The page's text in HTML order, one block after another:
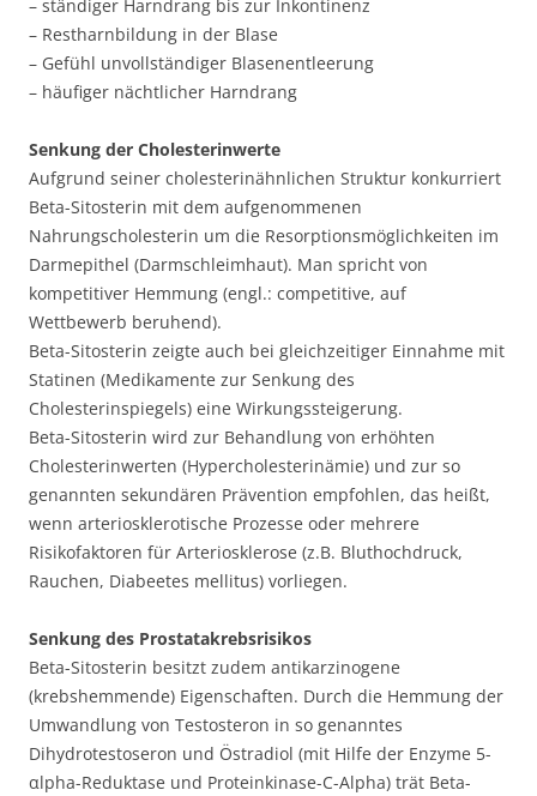
– ständiger Harndrang bis zur Inkontinenz
– Restharnbildung in der Blase
– Gefühl unvollständiger Blasenentleerung
– häufiger nächtlicher Harndrang
Senkung der Cholesterinwerte
Aufgrund seiner cholesterinähnlichen Struktur konkurriert
Beta-Sitosterin mit dem aufgenommenen
Nahrungscholesterin um die Resorptionsmöglichkeiten im
Darmepithel (Darmschleimhaut). Man spricht von
kompetitiver Hemmung (engl.: competitive, auf
Wettbewerb beruhend).
Beta-Sitosterin zeigte auch bei gleichzeitiger Einnahme mit
Statinen (Medikamente zur Senkung des
Cholesterinspiegels) eine Wirkungssteigerung.
Beta-Sitosterin wird zur Behandlung von erhöhten
Cholesterinwerten (Hypercholesterinämie) und zur so
genannten sekundären Prävention empfohlen, das heißt,
wenn arteriosklerotische Prozesse oder mehrere
Risikofaktoren für Arteriosklerose (z.B. Bluthochdruck,
Rauchen, Diabeetes mellitus) vorliegen.
Senkung des Prostatakrebsrisikos
Beta-Sitosterin besitzt zudem antikarzinogene
(krebshemmende) Eigenschaften. Durch die Hemmung der
Umwandlung von Testosteron in so genanntes
Dihydrotestoseron und Östradiol (mit Hilfe der Enzyme 5-
αlpha-Reduktase und Proteinkinase-C-Alpha) trät Beta-